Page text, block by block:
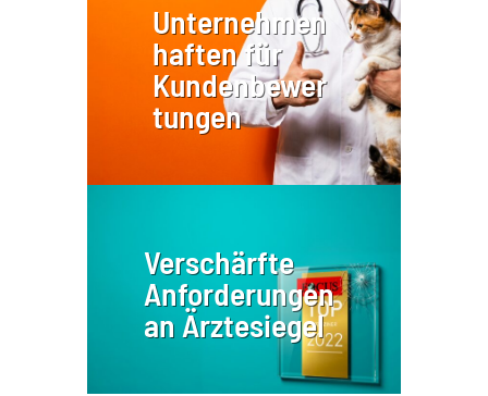
Unternehmen
haften für
Kundenbewer
tungen
Verschärfte
Anforderungen
an Ärztesiegel